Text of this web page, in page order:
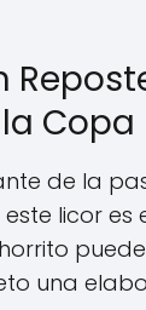
Copa
de la
licor es
una